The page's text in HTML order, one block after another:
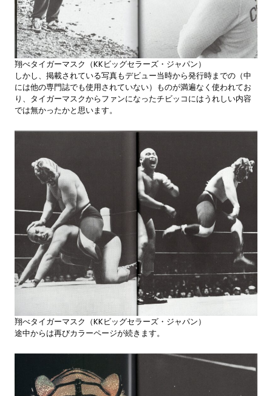
翔べタイガーマスク（KKビッグセラーズ・ジャパン）
しかし、掲載されている写真もデビュー当時から発行時までの（中
には他の専門誌でも使用されていない）ものが満遍なく使われてお
り、タイガーマスクからファンになったチビッコにはうれしい内容
では無かったかと思います。
翔べタイガーマスク（KKビッグセラーズ・ジャパン）
途中からは再びカラーページが続きます。